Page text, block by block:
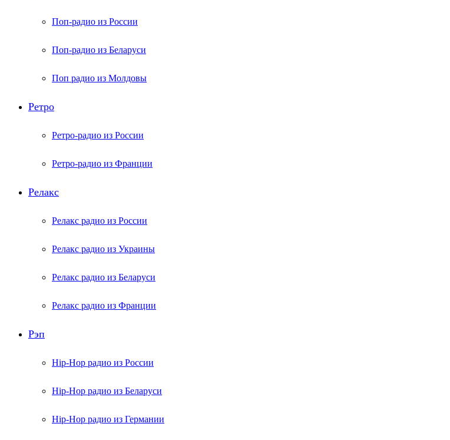
Поп-радио из России
Поп-радио из Беларуси
Поп радио из Молдовы
Ретро
Ретро-радио из России
Ретро-радио из Франции
Релакс
Релакс радио из России
Релакс радио из Украины
Релакс радио из Беларуси
Релакс радио из Франции
Рэп
Hip-Hop радио из России
Hip-Hop радио из Беларуси
Hip-Hop радио из Германии